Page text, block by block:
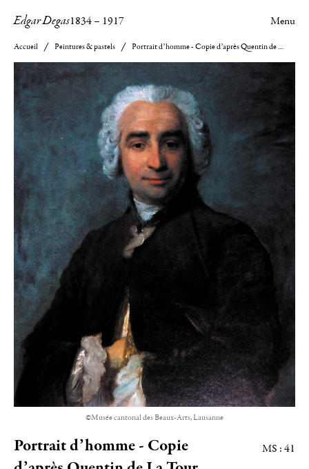
Edgar Degas1834– 1917 Menu
Accueil Peintures & pastels Portrait d’homme - Copie d’après Quentin de La Tour
©Musée cantonal des Beaux-Arts, Lausanne
Portrait d’homme - Copie
MS : 41